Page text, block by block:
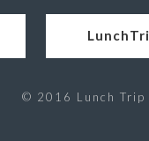
© 2016 Lunch Trip